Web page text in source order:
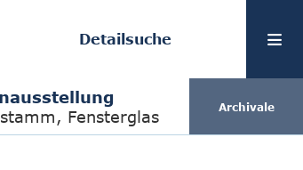
Detailsuche
Fensterglas Archivale